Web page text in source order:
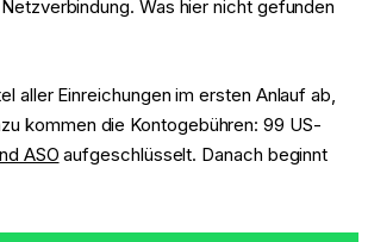
Was hier nicht gefunden
aller Einreichungen im ersten Anlauf ab,
kommen die Kontogebühren: 99 US-
ASO aufgeschlüsselt. Danach beginnt